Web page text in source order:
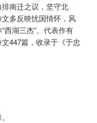
南迁之议，坚守北
多反映忧国情怀，风
西湖三杰”。代表作有
447篇，收录于《于忠